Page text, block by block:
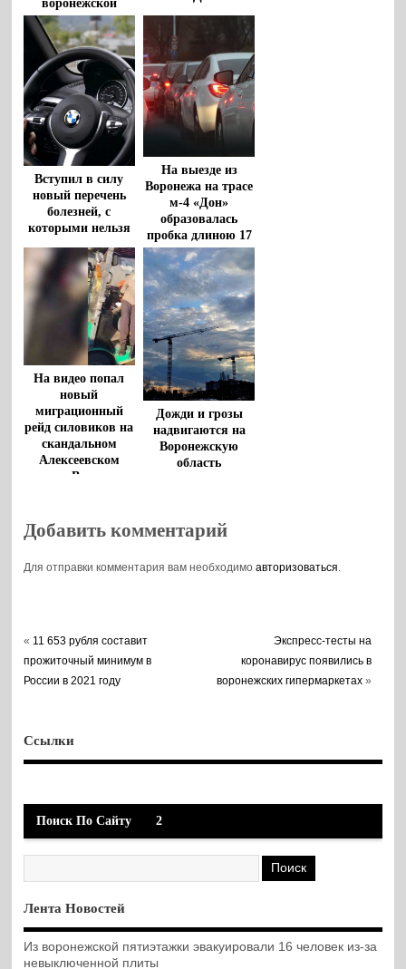
воронежской
трассе
января
Вступил в силу
новый перечень
болезней, с
которыми нельзя
садиться за руль
На выезде из
Воронежа на трасе
м-4 «Дон»
образовалась
пробка длиною 17
километров
На видео попал
новый
миграционный
рейд силовиков на
скандальном
Алексеевском
рынке Воронежа
Дожди и грозы
надвигаются на
Воронежскую
область
Добавить комментарий
Для отправки комментария вам необходимоавторизоваться.
« 11 653 рубля составит
прожиточный минимум в
России в 2021 году
Экспресс-тесты на
коронавирус появились в
воронежских гипермаркетах »
Ссылки
Поиск По Сайту 2
Лента Новостей
Из воронежской пятиэтажки эвакуировали 16 человек из-за
невыключенной плиты